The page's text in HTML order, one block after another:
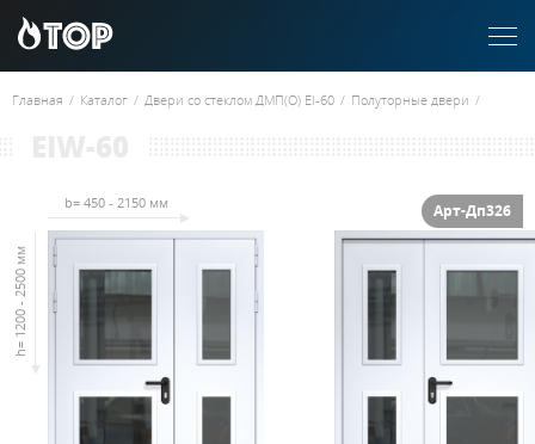
Главная / Каталог / Двери со стеклом ДМП(О) EI-60 / Полуторные двери /
b= 450 - 2150 мм
h= 1200 - 2500 мм
Арт-Дп326